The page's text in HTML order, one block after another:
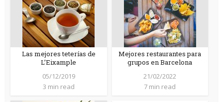
Las mejores teterías de
L’Eixample
05/12/2019
3 min read
Mejores restaurantes para
grupos en Barcelona
21/02/2022
7 min read